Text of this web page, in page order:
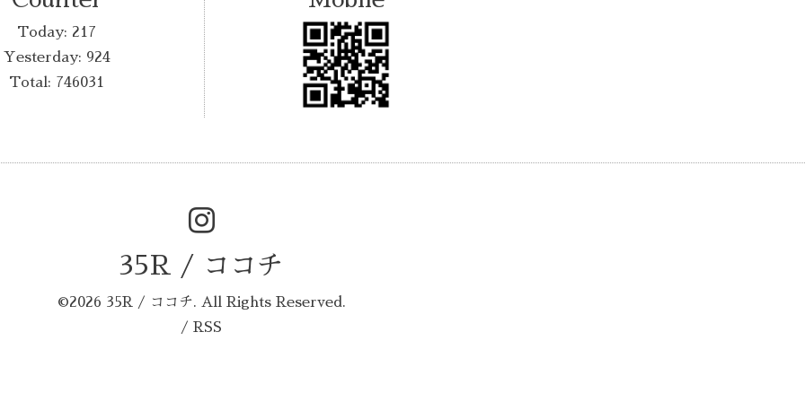
Today: 217
Yesterday: 924
Total: 746031
35R / ココチ
©2026 35R / ココチ. All Rights Reserved.
/ RSS